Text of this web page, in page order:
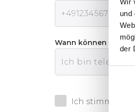
und
der
Wann können wir
Ich stimme der